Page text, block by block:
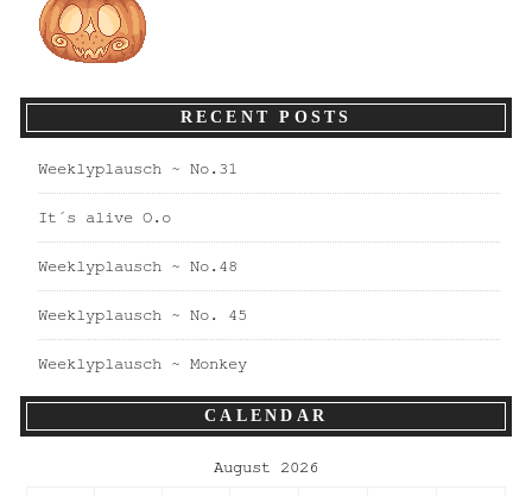
RECENT POSTS
Weeklyplausch ~ No.31
It´s alive O.o
Weeklyplausch ~ No.48
Weeklyplausch ~ No. 45
Weeklyplausch ~ Monkey
CALENDAR
August 2026